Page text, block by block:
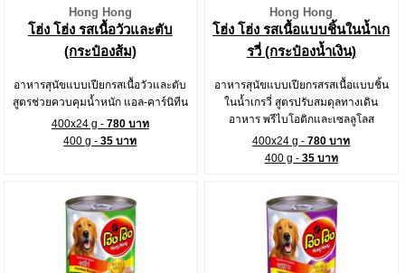
Hong Hong
โฮ่ง โฮ่ง รสเนื้อวัวและตับ
(กระป๋องส้ม)
อาหารสุนัขแบบเปียกรสเนื้อวัวและตับ
สูตรช่วยควบคุมน้ำหนัก แอล-คาร์นิทีน
400x24 g - 780 บาท
400 g -35 บาท
Hong Hong
โฮ่ง โฮ่ง รสเนื้อแบบชิ้นในน้ำเก
รวี่ (กระป๋องน้ำเงิน)
อาหารสุนัขแบบเปียกรสรสเนื้อแบบชิ้น
ในน้ำเกรวี่ สูตรปรับสมดุลทางเดิน
อาหาร พรีไบโอติกและเซลลูโลส
400x24 g -780 บาท
400 g - 35 บาท